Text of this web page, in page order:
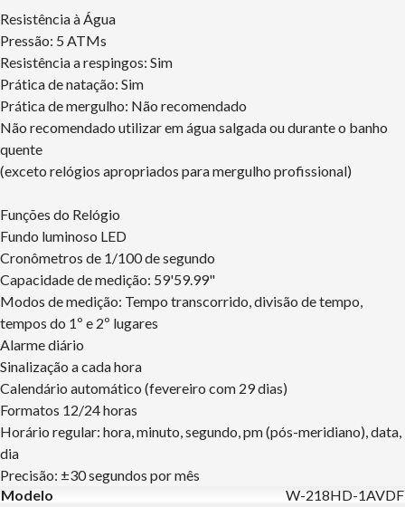
Resistência à Água
Pressão: 5 ATMs
Resistência a respingos: Sim
Prática de natação: Sim
Prática de mergulho: Não recomendado
Não recomendado utilizar em água salgada ou durante o banho
quente
(exceto relógios apropriados para mergulho profissional)
Funções do Relógio
Fundo luminoso LED
Cronômetros de 1/100 de segundo
Capacidade de medição: 59'59.99"
Modos de medição: Tempo transcorrido, divisão de tempo,
tempos do 1º e 2º lugares
Alarme diário
Sinalização a cada hora
Calendário automático (fevereiro com 29 dias)
Formatos 12/24 horas
Horário regular: hora, minuto, segundo, pm (pós-meridiano), data,
dia
Precisão: ±30 segundos por mês
Modelo
W-218HD-1AVDF